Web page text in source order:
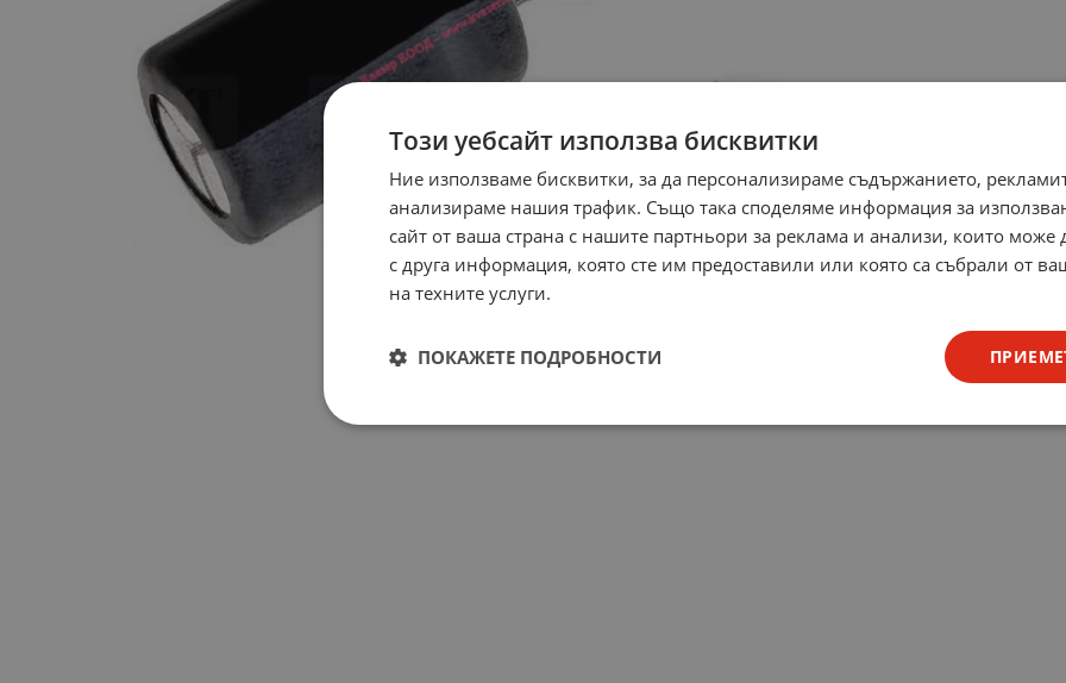
Този уебсайт използва бисквитки
Ние използваме бисквитки, за да персонализираме съдържанието,
анализираме нашия трафик. Също така споделяме информация за
сайт от ваша страна с нашите партньори за реклама и анализи, които може
с друга информация, която сте им предоставили или която са събрали от
на техните услуги.
ПОКАЖЕТЕ ПОДРОБНОСТИ